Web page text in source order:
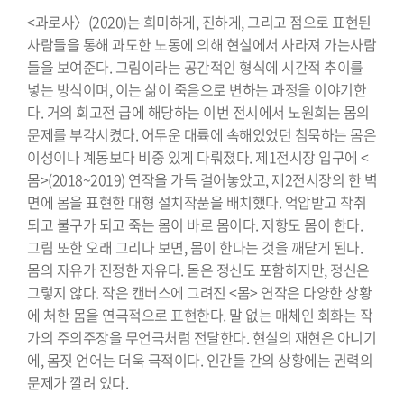
<과로사〉(2020)는 희미하게, 진하게, 그리고 점으로 표현된
사람들을 통해 과도한 노동에 의해 현실에서 사라져 가는사람
들을 보여준다. 그림이라는 공간적인 형식에 시간적 추이를
넣는 방식이며, 이는 삶이 죽음으로 변하는 과정을 이야기한
다. 거의 회고전 급에 해당하는 이번 전시에서 노원희는 몸의
문제를 부각시켰다. 어두운 대륙에 속해있었던 침묵하는 몸은
이성이나 계몽보다 비중 있게 다뤄졌다. 제1전시장 입구에 <
몸>(2018~2019) 연작을 가득 걸어놓았고, 제2전시장의 한 벽
면에 몸을 표현한 대형 설치작품을 배치했다. 억압받고 착취
되고 불구가 되고 죽는 몸이 바로 몸이다. 저항도 몸이 한다.
그림 또한 오래 그리다 보면, 몸이 한다는 것을 깨닫게 된다.
몸의 자유가 진정한 자유다. 몸은 정신도 포함하지만, 정신은
그렇지 않다. 작은 캔버스에 그려진 <몸> 연작은 다양한 상황
에 처한 몸을 연극적으로 표현한다. 말 없는 매체인 회화는 작
가의 주의주장을 무언극처럼 전달한다. 현실의 재현은 아니기
에, 몸짓 언어는 더욱 극적이다. 인간들 간의 상황에는 권력의
문제가 깔려 있다.